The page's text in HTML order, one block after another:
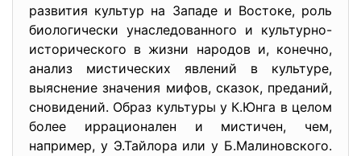
развития культур на Западе и Востоке, роль
биологически унаследованного и культурно-
исторического в жизни народов и, конечно,
анализ мистических явлений в культуре,
выяснение значения мифов, сказок, преданий,
сновидений. Образ культуры у К.Юнга в целом
более иррационален и мистичен, чем,
например, у Э.Тайлора или у Б.Малиновского.